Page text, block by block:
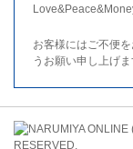
お客様にはご不便
うお願い申し上げま